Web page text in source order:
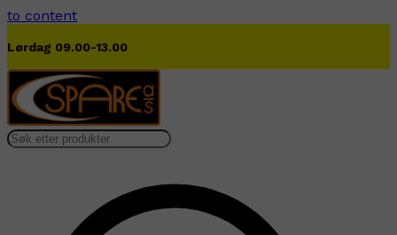
to content
Lørdag 09.00-13.00